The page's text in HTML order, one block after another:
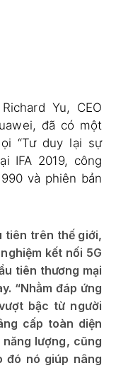
Yu, CEO
đã có một
“Tư duy lại sự
IFA 2019, công
và phiên bản
tiên trên thế giới,
kết nối 5G
tiên thương mại
“Nhằm đáp ứng
bậc từ người
cấp toàn diện
lượng, cũng
đó nó giúp nâng